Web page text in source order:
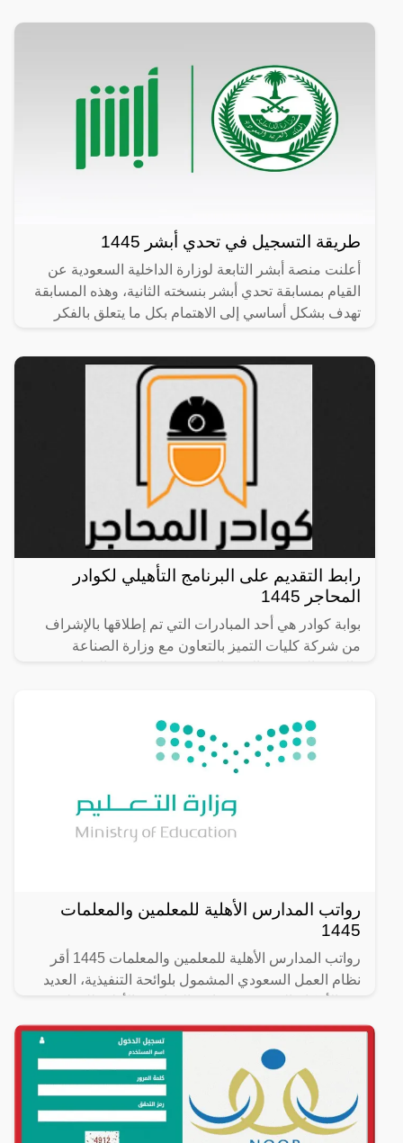
طريقة التسجيل في تحدي أبشر 1445
أعلنت منصة أبشر التابعة لوزارة الداخلية السعودية عن
القيام بمسابقة تحدي أبشر بنسخته الثانية، وهذه المسابقة
تهدف بشكل أساسي إلى الاهتمام بكل ما يتعلق بالفكر
رابط التقديم على البرنامج التأهيلي لكوادر
المحاجر 1445
بوابة كوادر هي أحد المبادرات التي تم إطلاقها بالإشراف
من شركة كليات التميز بالتعاون مع وزارة الصناعة
رواتب المدارس الأهلية للمعلمين والمعلمات
1445
رواتب المدارس الأهلية للمعلمين والمعلمات 1445 أقر
نظام العمل السعودي المشمول بلوائحة التنفيذية، العديد